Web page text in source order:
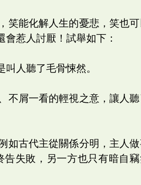
笑能化解人生的憂悲，笑也可
惹人討厭！試舉如下：
人聽了毛骨悚然。
不屑一看的輕視之意，讓人聽
如古代主從關係分明，主人
失敗，另一方也只有暗自